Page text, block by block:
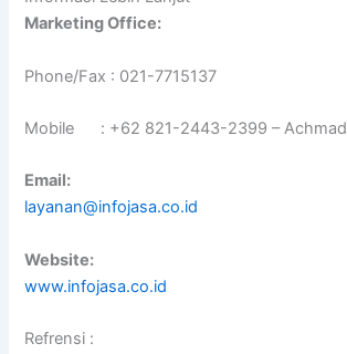
Marketing Office:
Phone/Fax : 021-7715137
Mobile : +62 821-2443-2399 – Achmad
Email:
layanan@infojasa.co.id
Website:
www.infojasa.co.id
Refrensi :